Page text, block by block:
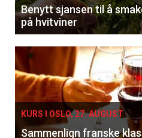
Benytt sjansen til å
på hvitviner
KURS I OSLO, 27. AUGUST
Sammenlign franske